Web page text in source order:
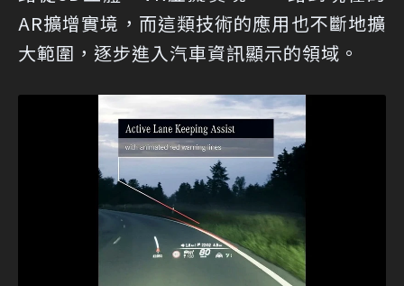
AR擴增實境，而這類技術的應用也不斷地擴
大範圍，逐步進入汽車資訊顯示的領域。